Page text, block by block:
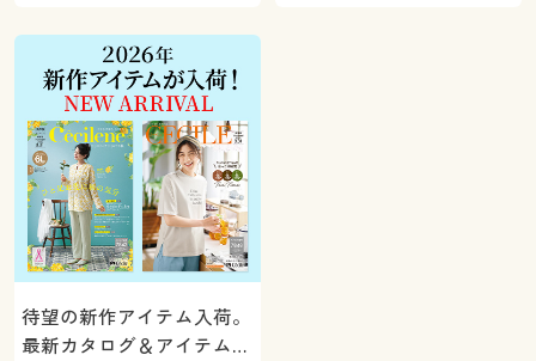
ト！
待望の新作アイテム入荷。
最新カタログ＆アイテムを